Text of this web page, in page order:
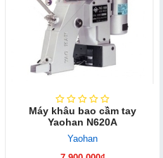
Máy khâu bao cầm tay
Yaohan N620A
Yaohan